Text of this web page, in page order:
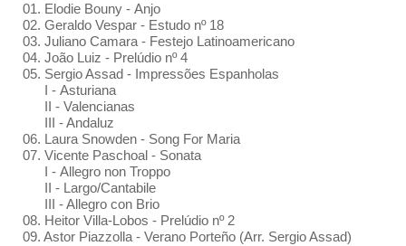
01. Elodie Bouny - Anjo
02. Geraldo Vespar - Estudo nº 18
03. Juliano Camara - Festejo Latinoamericano
04. João Luiz - Prelúdio nº 4
05. Sergio Assad - Impressões Espanholas
I - Asturiana
II - Valencianas
III - Andaluz
06. Laura Snowden - Song For Maria
07. Vicente Paschoal - Sonata
I - Allegro non Troppo
II - Largo/Cantabile
III - Allegro con Brio
08. Heitor Villa-Lobos - Prelúdio nº 2
09. Astor Piazzolla - Verano Porteño (Arr. Sergio Assad)